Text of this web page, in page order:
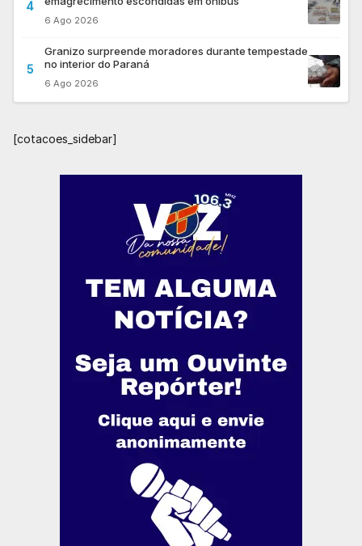
4
6 Ago 2026
5
Granizo surpreende moradores durante tempestade
no interior do Paraná
6 Ago 2026
[cotacoes_sidebar]